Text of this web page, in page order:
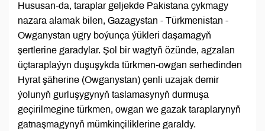
Hususan-da, taraplar geljekde Pakistana çykmagy
nazara alamak bilen, Gazagystan - Türkmenistan -
Owganystan ugry boýunça ýükleri daşamagyň
şertlerine garadylar. Şol bir wagtyň özünde, agzalan
üçtaraplaýyn duşuşykda türkmen-owgan serhedinden
Hyrat şäherine (Owganystan) çenli uzajak demir
ýolunyň gurluşygynyň taslamasynyň durmuşa
geçirilmegine türkmen, owgan we gazak taraplarynyň
gatnaşmagynyň mümkinçiliklerine garaldy.